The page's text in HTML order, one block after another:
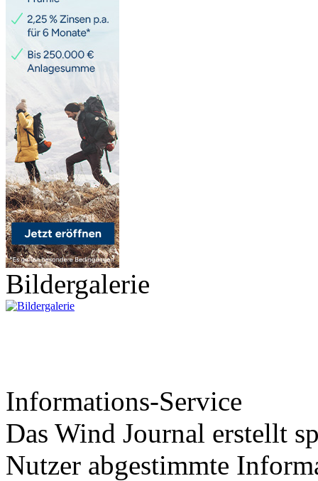
Bildergalerie
Informations-Service
Das Wind Journal erstellt
Nutzer abgestimmte